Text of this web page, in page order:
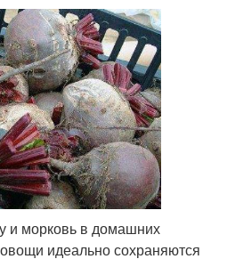
и морковь в домашних
идеально сохраняются